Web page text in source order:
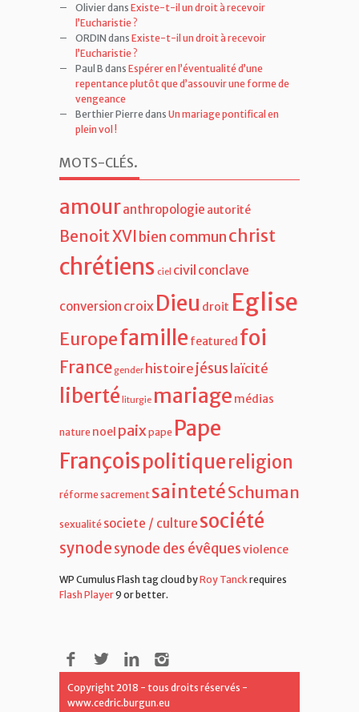
Olivierdans Existe-t-il un droit à recevoir
l’Eucharistie ?
ORDIN dans Existe-t-il un droit à recevoir
l’Eucharistie ?
Paul B dans Espérer en l’éventualité d’une
repentance plutôt que d’assouvir une forme de
vengeance
Berthier Pierredans Un mariage pontifical en
plein vol !
MOTS-CLÉS.
amouranthropologie autorité
Benoit XVIbien communchrist
chrétiens ciel civil conclave
conversion croix Dieu droit Eglise
Europefamille featured foi
Francegender histoire jésus laïcité
liberté liturgie mariage médias
nature noel paixpape Pape
Françoispolitiquereligion
réformesacrement saintetéSchuman
sexualité societe / culture société
synodesynode des évêquesviolence
WP Cumulus Flash tag cloud byRoy Tanck requires
Flash Player9 or better.
Copyright 2018 - tous droits réservés -
www.cedric.burgun.eu